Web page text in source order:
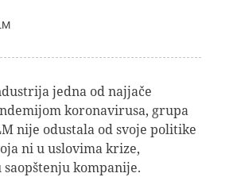
jedna od najjače
koronavirusa, grupa
nije odustala od svoje politike
ni u uslovima krize,
saopštenju kompanije.